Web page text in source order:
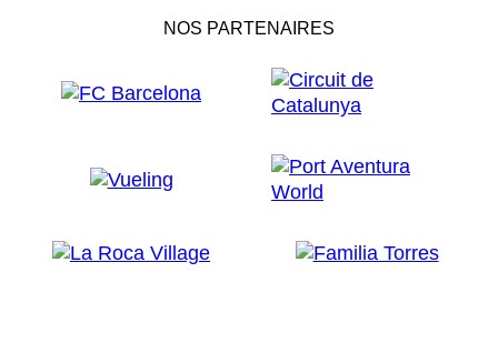
NOS PARTENAIRES